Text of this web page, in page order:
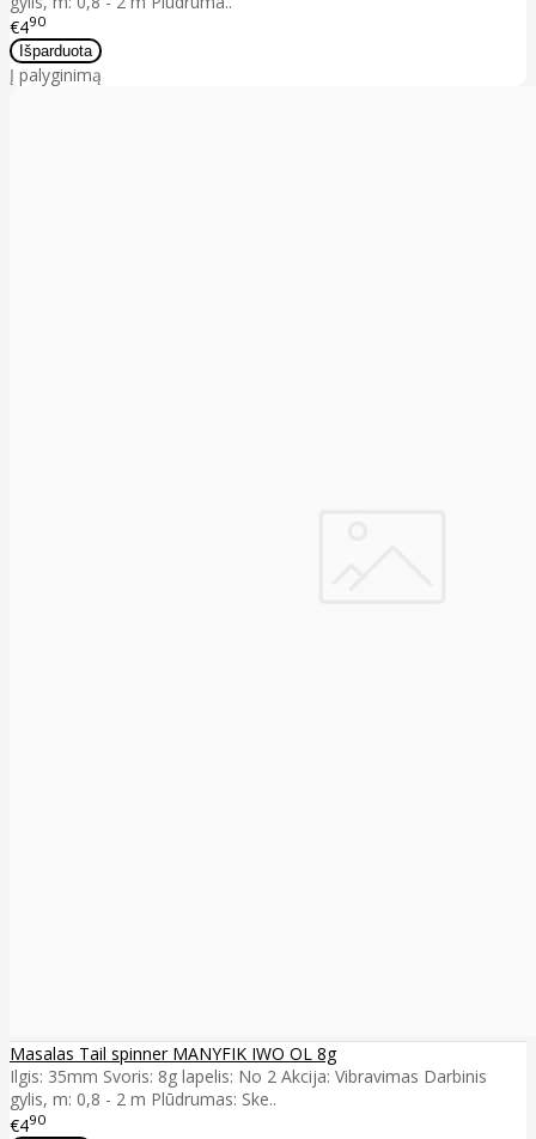
€490
Į palyginimą
Masalas Tail spinner MANYFIK IWO OL 8g
Ilgis: 35mm Svoris: 8g lapelis: No 2 Akcija: Vibravimas Darbinis
gylis, m: 0,8 - 2 m Plūdrumas: Ske..
€490